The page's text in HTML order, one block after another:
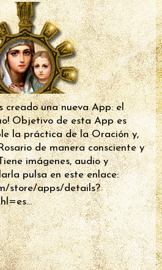
creado una nueva App: el
Objetivo de esta App es
la práctica de la Oración y,
de manera consciente y
imágenes, audio y
pulsa en este enlace:
store/apps/details?